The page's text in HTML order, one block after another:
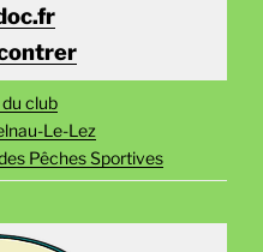
club
Le-Lez
Pêches Sportives